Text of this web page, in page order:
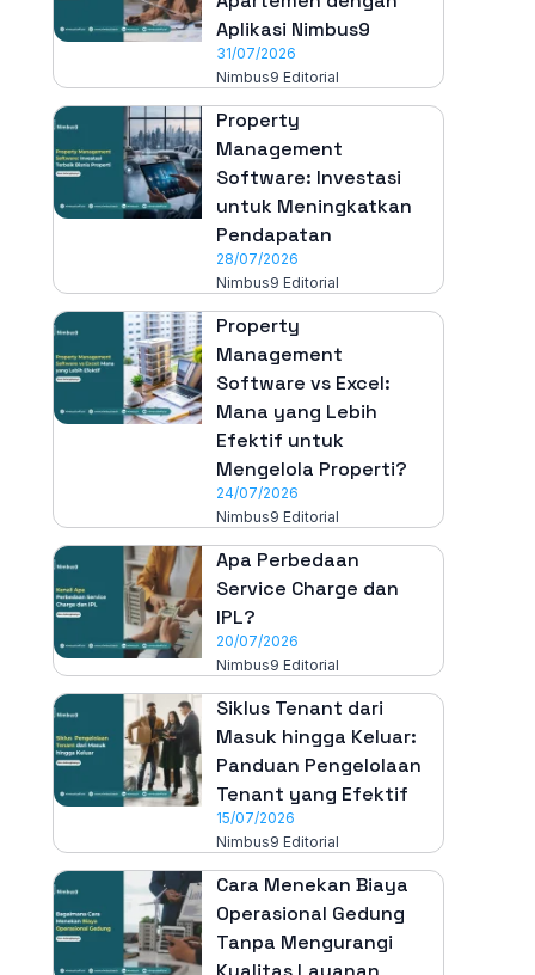
Aplikasi Nimbus9
31/07/2026
Nimbus9 Editorial
Property
Management
Software: Investasi
untuk Meningkatkan
Pendapatan
28/07/2026
Nimbus9 Editorial
Property
Management
Software vs Excel:
Mana yang Lebih
Efektif untuk
Mengelola Properti?
24/07/2026
Nimbus9 Editorial
Apa Perbedaan
Service Charge dan
IPL?
20/07/2026
Nimbus9 Editorial
Siklus Tenant dari
Masuk hingga Keluar:
Panduan Pengelolaan
Tenant yang Efektif
15/07/2026
Nimbus9 Editorial
Cara Menekan Biaya
Operasional Gedung
Tanpa Mengurangi